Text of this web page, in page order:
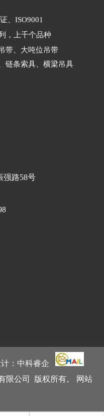
、ISO9001
，上千个品种
带 、大吨位吊带
链条索具 横梁吊具
强路58号
： 中科睿企
限公司 版权所有。 网站